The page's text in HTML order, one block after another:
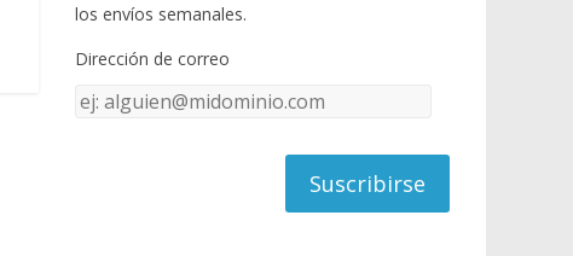
o
k e
C
los envíos semanales.
Dirección de correo
Dirección